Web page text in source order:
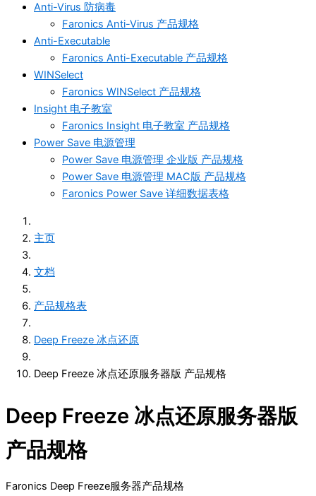
Anti-Virus 防病毒
Faronics Anti-Virus 产品规格
Anti-Executable
Faronics Anti-Executable 产品规格
WINSelect
Faronics WINSelect 产品规格
Insight 电子教室
Faronics Insight 电子教室 产品规格
Power Save 电源管理
Power Save 电源管理 企业版 产品规格
Power Save 电源管理 MAC版 产品规格
Faronics Power Save 详细数据表格
主页
文档
产品规格表
Deep Freeze 冰点还原
Deep Freeze 冰点还原服务器版 产品规格
Deep Freeze 冰点还原服务器版
产品规格
Faronics Deep Freeze服务器产品规格